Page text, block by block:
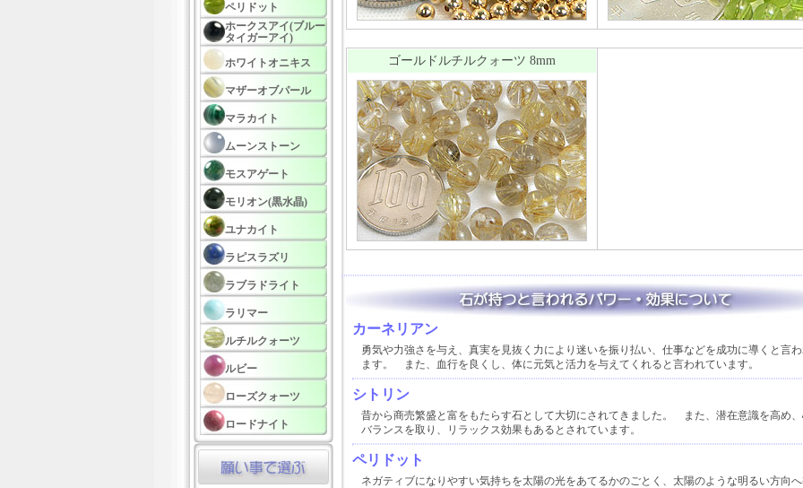
ペリドット
ホークスアイ(ブルー
タイガーアイ)
ホワイトオニキス
マザーオブパール
マラカイト
ムーンストーン
モスアゲート
モリオン(黒水晶)
ユナカイト
ラピスラズリ
ラブラドライト
ラリマー
ルチルクォーツ
ルビー
ローズクォーツ
ロードナイト
ゴールドルチルクォーツ 8mm
カーネリアン
勇気や力強さを与え、真実を見抜く力により迷いを振り払い、仕事などを成功に導くと言
ます。 また、血行を良くし、体に元気と活力を与えてくれると言われています。
シトリン
昔から商売繁盛と富をもたらす石として大切にされてきました。 また、潜在意識を高め
バランスを取り、リラックス効果もあるとされています。
ペリドット
ネガティブになりやすい気持ちを太陽の光をあてるかのごとく、太陽のような明るい方向